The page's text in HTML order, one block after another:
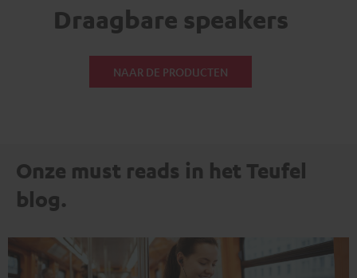
Draagbare speakers
NAAR DE PRODUCTEN
Onze must reads in het Teufel
blog.